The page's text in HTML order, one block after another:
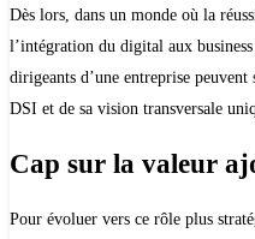
Dès lors, dans un monde où la
l’intégration du digital aux
dirigeants d’une entreprise peuvent
DSI et de sa vision transversale
Cap sur la valeur
Pour évoluer vers ce rôle plus